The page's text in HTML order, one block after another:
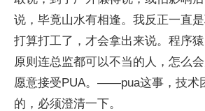
说，毕竟山水有相逢。我反正一直
打算打工了，才会拿出来说。程序
原则连总监都可以不当的人，怎么
愿意接受PUA。——pua这事，技术
的，必须澄清一下。